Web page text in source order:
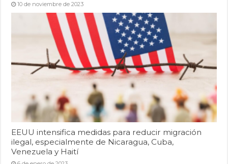
10 de noviembre de 2023
EEUU intensifica medidas para reducir migración
ilegal, especialmente de Nicaragua, Cuba,
Venezuela y Haití